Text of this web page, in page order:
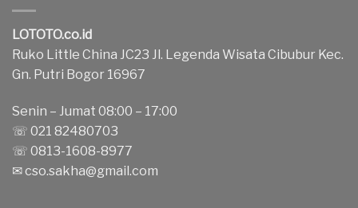
LOTOTO.co.id
Ruko Little China JC23 Jl. Legenda Wisata Cibubur Kec.
Gn. Putri Bogor 16967
Senin – Jumat 08:00 – 17:00
☏ 021 82480703
☏ 0813-1608-8977
✉cso.sakha@gmail.com